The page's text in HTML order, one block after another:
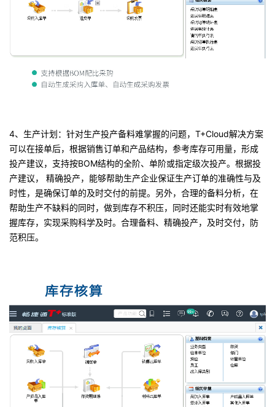
4、生产计划： 针对生产投产备料难掌握的问题，T+Cloud解决方案
可以在接单后，根据销售订单和产品结构，参考库存可用量，形成
投产建议，支持按BOM结构的全阶、 单阶或指定级次投产。根据投
产建议，
精确投产， 能够帮助生产企业保证生产订单的准确性与及
时性， 是确保订单的及时交付的前提。 另外， 合理的备料分析， 在
帮助生产不缺料的同时， 做到库存不积压， 同时还能实时有效地掌
握库存， 实现采购科学及时。 合理备料、 精确投产， 及时交付， 防
范积压。